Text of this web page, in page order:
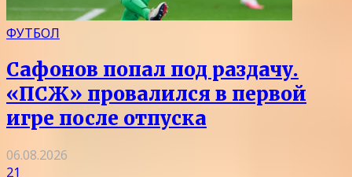
ФУТБОЛ
Сафонов попал под раздачу.
«ПСЖ» провалился в первой
игре после отпуска
06.08.2026
21